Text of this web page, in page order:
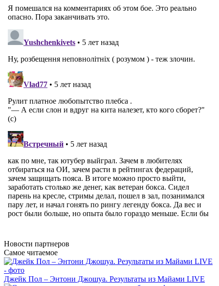
Новости партнеров
Самое читаемое
Джейк Пол – Энтони Джошуа. Результаты из Майами LIVE